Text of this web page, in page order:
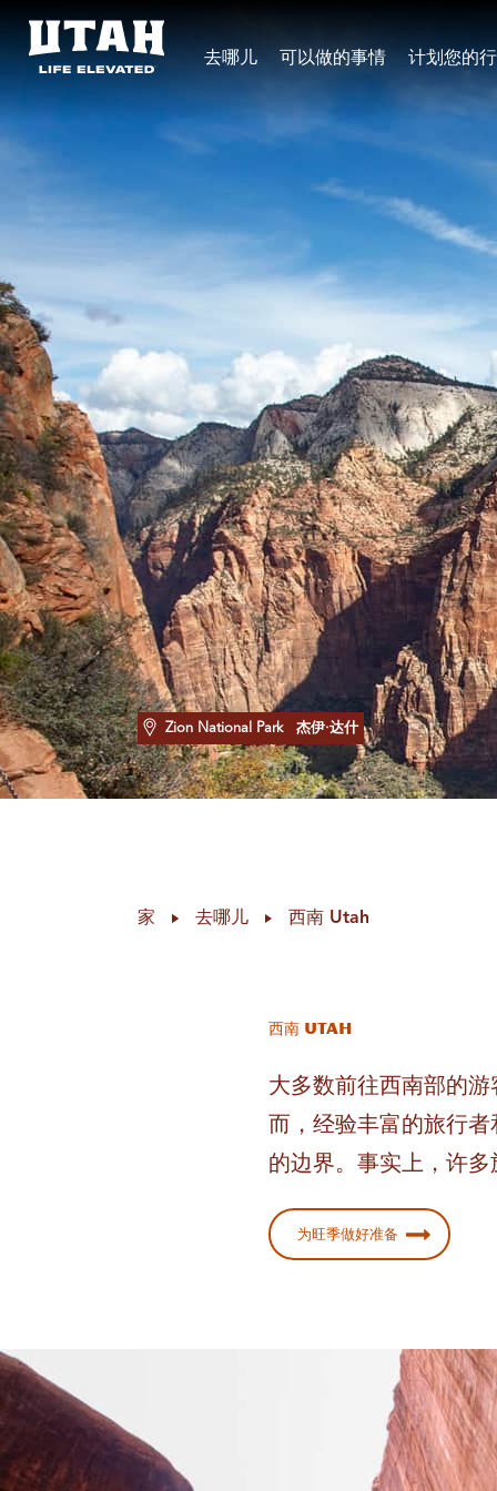
去哪儿 可以做的事情 计划您的
Zion National Park 杰伊·达什
家 去哪儿 西南 Utah
西南 Utah
大多数前往西南部的
而，经验丰富的旅行
的边界。事实上，许
为旺季做好准备